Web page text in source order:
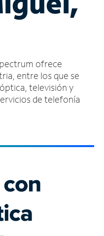
ofrece
entre los que se
televisión y
de telefonía